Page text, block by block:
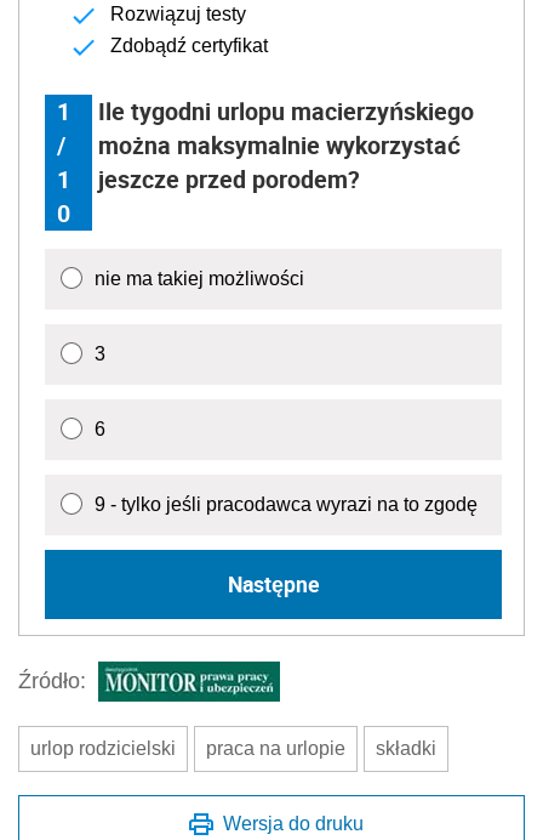
Rozwiązuj testy
Zdobądź certyfikat
1
/
1
0
Ile tygodni urlopu macierzyńskiego
można maksymalnie wykorzystać
jeszcze przed porodem?
nie ma takiej możliwości
3
6
9 - tylko jeśli pracodawca wyrazi na to zgodę
Następne
Źródło:
urlop rodzicielski praca na urlopie składki
Wersja do druku